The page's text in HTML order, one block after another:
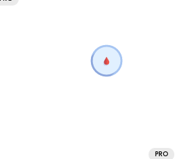
PRO